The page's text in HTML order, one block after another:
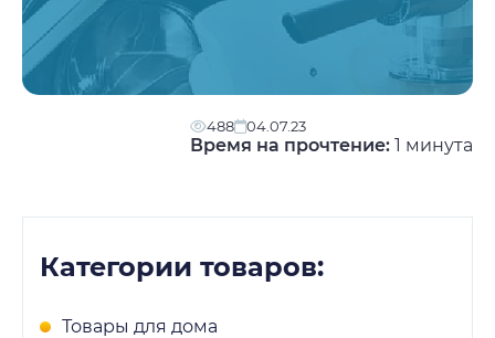
488 04.07.23
Время на прочтение: 1 минута
Категории товаров:
Товары для дома